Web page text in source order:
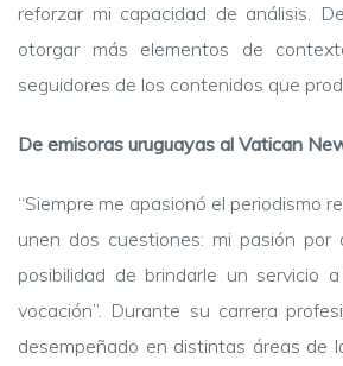
reforzar mi capacidad de análisis.
otorgar más elementos de
seguidores de los contenidos que
De emisoras uruguayas al Vatican
“Siempre me apasionó el periodismo
unen dos cuestiones: mi pasión por
posibilidad de brindarle un servicio
vocación”. Durante su carrera
desempeñado en distintas áreas de